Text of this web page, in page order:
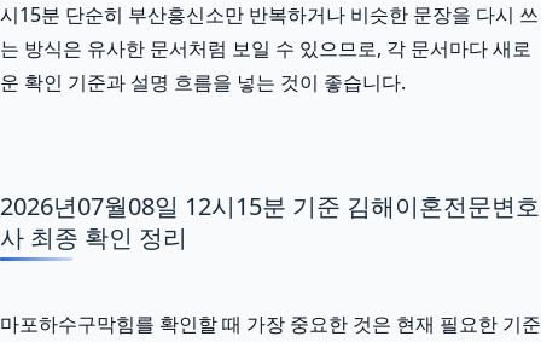
시15분 단순히 부산흥신소만 반복하거나 비슷한 문장을 다시 쓰
는 방식은 유사한 문서처럼 보일 수 있으므로, 각 문서마다 새로
운 확인 기준과 설명 흐름을 넣는 것이 좋습니다.
2026년07월08일 12시15분 기준 김해이혼전문변호
사 최종 확인 정리
마포하수구막힘를 확인할 때 가장 중요한 것은 현재 필요한 기준